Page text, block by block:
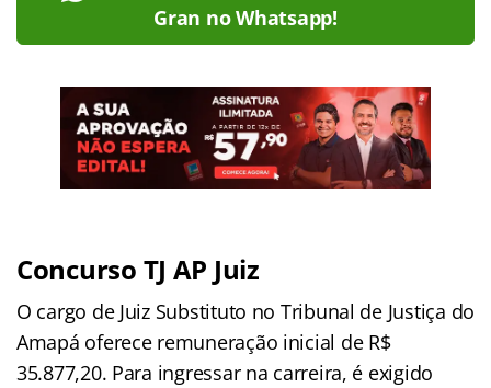
Gran no Whatsapp!
Concurso TJ AP Juiz
O cargo de Juiz Substituto no Tribunal de Justiça do
Amapá oferece remuneração inicial de R$
35.877,20. Para ingressar na carreira, é exigido